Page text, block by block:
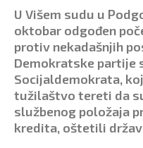
U Višem sudu u
oktobar odgođen
protiv nekadašnjih
Demokratske partije
Socijaldemokrata,
tužilaštvo tereti da
službenog položaja
kredita, oštetili